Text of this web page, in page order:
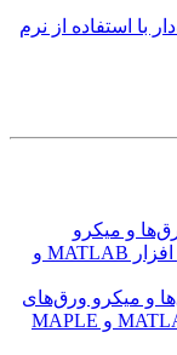
با استفاده از نرم
و میکرو ورق‌های